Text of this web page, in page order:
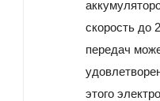
скорость до
передач
этого